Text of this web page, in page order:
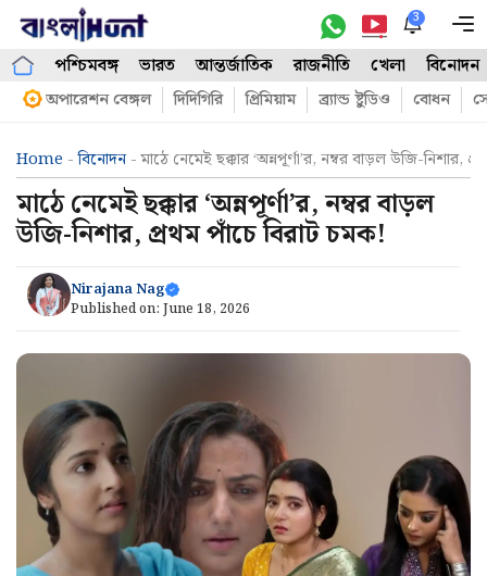
Skip
content
3
পশ্চিমবঙ্গ ভারত আন্তর্জাতিক রাজনীতি খেলা বিনোদন
অপারেশন বেঙ্গল দিদিগিরি প্রিমিয়াম ব্র্যান্ড ষ্টুডিও বোধন
Home -বিনোদন-মাঠে নেমেই ছক্কার ‘অন্নপূর্ণা’র, নম্বর বাড়ল উজি-নিশার,
মাঠে নেমেই ছক্কার ‘অন্নপূর্ণা’র, নম্বর বাড়ল
উজি-নিশার, প্রথম পাঁচে বিরাট চমক!
Nirajana Nag
Published on: June 18, 2026